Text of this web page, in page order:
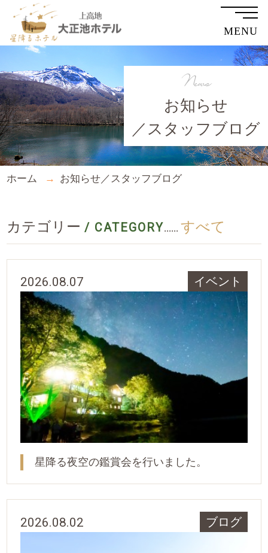
MENU
お知らせ
／スタッフブログ
News
ホーム お知らせ／スタッフブログ
カテゴリー / CATEGORY...... すべて
2026.08.07 イベント
星降る夜空の鑑賞会を行いました。
2026.08.02 ブログ